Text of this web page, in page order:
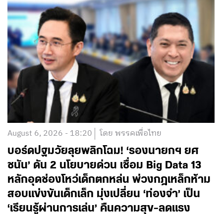
August 6, 2026 - 18:20 โดย พรรคเพื่อไทย
บอร์ดปฐมวัยลุยพลิกโฉม! ‘รองนายกฯ ยศ
ชนัน’ ดัน 2 นโยบายด่วน เชื่อม Big Data 13
หลักอุดช่องโหว่เด็กตกหล่น พ่วงกฎเหล็กห้าม
สอบแข่งขันเด็กเล็ก มุ่งเปลี่ยน ‘ท่องจำ’ เป็น
‘เรียนรู้ผ่านการเล่น’ คืนความสุข-ลดแรง